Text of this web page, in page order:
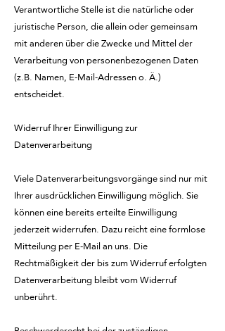
Verantwortliche Stelle ist die natürliche oder
juristische Person, die allein oder gemeinsam
mit anderen über die Zwecke und Mittel der
Verarbeitung von personenbezogenen Daten
(z.B. Namen, E-Mail-Adressen o. Ä.)
entscheidet.
Widerruf Ihrer Einwilligung zur
Datenverarbeitung
Viele Datenverarbeitungsvorgänge sind nur mit
Ihrer ausdrücklichen Einwilligung möglich. Sie
können eine bereits erteilte Einwilligung
jederzeit widerrufen. Dazu reicht eine formlose
Mitteilung per E-Mail an uns. Die
Rechtmäßigkeit der bis zum Widerruf erfolgten
Datenverarbeitung bleibt vom Widerruf
unberührt.